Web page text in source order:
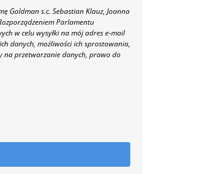
Goldman s.c. Sebastian Klauz, Joanna
Parlamentu
w celu wysyłki na mój adres e-mail
danych, możliwości ich sprostowania,
na przetwarzanie danych, prawo do